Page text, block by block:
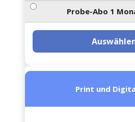
Probe-Abo 1
Print und